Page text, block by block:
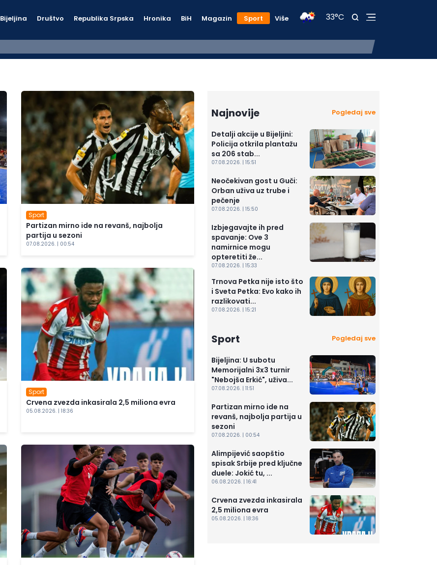
Bijeljina Društvo Republika Srpska Hronika BiH Magazin Sport Više 33°C
Sutra nestabilno, temperatura
Sport
Partizan mirno ide na revanš, najbolja
partija u sezoni
07.08.2026. | 00:54
Sport
Crvena zvezda inkasirala 2,5 miliona evra
05.08.2026. | 18:36
Najnovije Pogledaj sve
Detalji akcije u Bijeljini:
Policija otkrila plantažu
sa 206 stab...
07.08.2026. | 15:51
Neočekivan gost u Guči:
Orban uživa uz trube i
pečenje
07.08.2026. | 15:50
Izbjegavajte ih pred
spavanje: Ove 3
namirnice mogu
opteretiti že...
07.08.2026. | 15:33
Trnova Petka nije isto što
i Sveta Petka: Evo kako ih
razlikovati...
07.08.2026. | 15:21
Sport Pogledaj sve
Bijeljina: U subotu
Memorijalni 3x3 turnir
"Nebojša Erkić", uživa...
07.08.2026. | 11:51
Partizan mirno ide na
revanš, najbolja partija u
sezoni
07.08.2026. | 00:54
Alimpijević saopštio
spisak Srbije pred ključne
duele: Jokić tu, ...
06.08.2026. | 16:41
Crvena zvezda inkasirala
2,5 miliona evra
05.08.2026. | 18:36